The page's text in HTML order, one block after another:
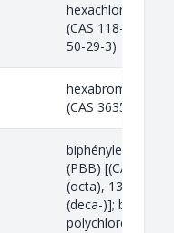
(CAS 118-74-1);
50-29-3)
(CAS 36355-01-8)
biphényles
(PBB) [(CAS
(octa), 13654-09-
(deca-)];
polychlorés (P...